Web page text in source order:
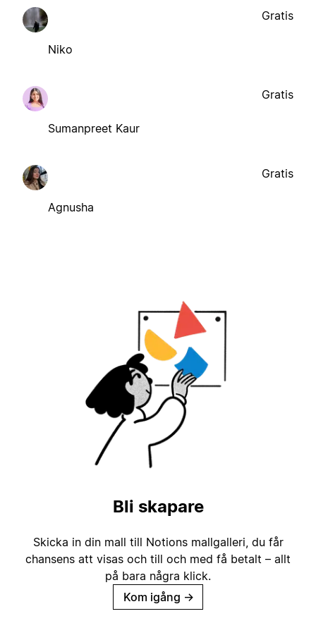
Niko
Gratis
Sumanpreet Kaur
Gratis
Agnusha
Gratis
Bli skapare
Skicka in din mall till Notions mallgalleri, du får
chansens att visas och till och med få betalt – allt
på bara några klick.
Kom igång →